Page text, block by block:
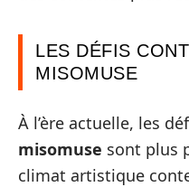
LES DÉFIS
MISOMUSE
À l’ère actuelle, les
misomuse sont plus
climat artistique